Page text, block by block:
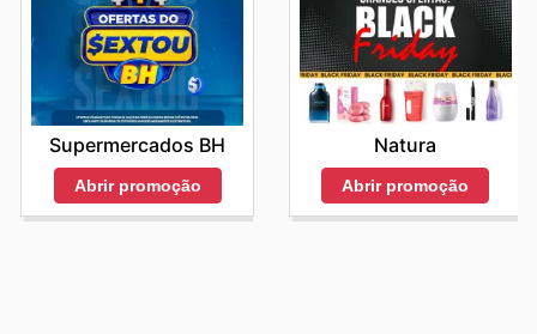
Supermercados BH
Abrir promoção
Natura
Abrir promoção